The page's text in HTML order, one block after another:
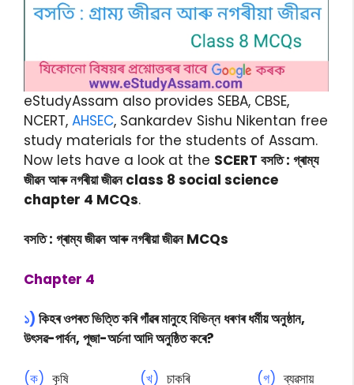
eStudyAssam also provides SEBA, CBSE,
NCERT, AHSEC, Sankardev Sishu Nikentan free
study materials for the students of Assam.
Now lets have a look at the SCERT বসতি : গ্ৰাম্য
জীৱন আৰু নগৰীয়া জীৱন class 8 social science
chapter 4 MCQs.
বসতি : গ্ৰাম্য জীৱন আৰু নগৰীয়া জীৱন MCQs
Chapter 4
১) কিহৰ ওপৰত ভিত্তি কৰি গাঁৱৰ মানুহে বিভিন্ন ধৰণৰ ধৰ্মীয় অনুষ্ঠান,
উৎসৱ-পাৰ্বন, পূজা-অৰ্চনা আদি অনুষ্ঠিত কৰে?
(ক) কৃষি (খ) চাকৰি (গ) ব্যৱসায়